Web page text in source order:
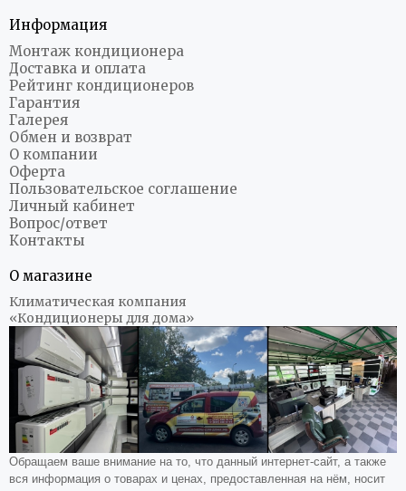
Информация
Монтаж кондиционера
Доставка и оплата
Рейтинг кондиционеров
Гарантия
Галерея
Обмен и возврат
О компании
Оферта
Пользовательское соглашение
Личный кабинет
Вопрос/ответ
Контакты
О магазине
Климатическая компания
«Кондиционеры для дома»
Обращаем ваше внимание на то, что данный интернет-сайт, а также
вся информация о товарах и ценах, предоставленная на нём, носит